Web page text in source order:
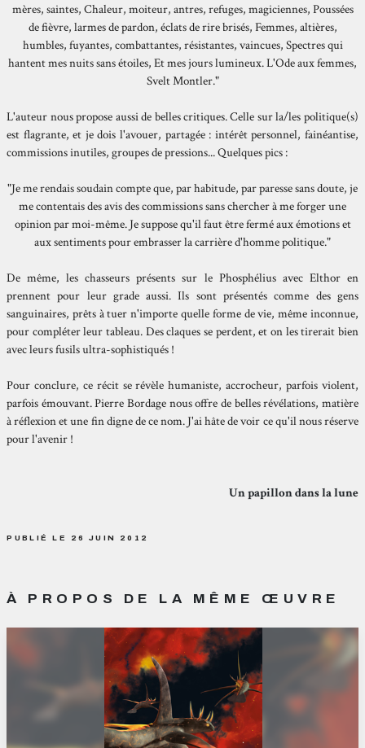
mères, saintes, Chaleur, moiteur, antres, refuges, magiciennes, Poussées
de fièvre, larmes de pardon, éclats de rire brisés, Femmes, altières,
humbles, fuyantes, combattantes, résistantes, vaincues, Spectres qui
hantent mes nuits sans étoiles, Et mes jours lumineux. L'Ode aux femmes,
Svelt Montler."
L'auteur nous propose aussi de belles critiques. Celle sur la/les politique(s)
est flagrante, et je dois l'avouer, partagée : intérêt personnel, fainéantise,
commissions inutiles, groupes de pressions... Quelques pics :
"Je me rendais soudain compte que, par habitude, par paresse sans doute, je
me contentais des avis des commissions sans chercher à me forger une
opinion par moi-même. Je suppose qu'il faut être fermé aux émotions et
aux sentiments pour embrasser la carrière d'homme politique."
De même, les chasseurs présents sur le Phosphélius avec Elthor en
prennent pour leur grade aussi. Ils sont présentés comme des gens
sanguinaires, prêts à tuer n'importe quelle forme de vie, même inconnue,
pour compléter leur tableau. Des claques se perdent, et on les tirerait bien
avec leurs fusils ultra-sophistiqués !
Pour conclure, ce récit se révèle humaniste, accrocheur, parfois violent,
parfois émouvant. Pierre Bordage nous offre de belles révélations, matière
à réflexion et une fin digne de ce nom. J'ai hâte de voir ce qu'il nous réserve
pour l'avenir !
Un papillon dans la lune
PUBLIÉ LE 26 JUIN 2012
À PROPOS DE LA MÊME ŒUVRE